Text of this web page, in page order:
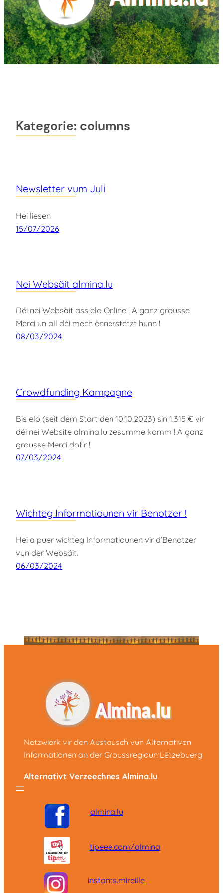
Kategorie: columns
Newsletter vum Juli
Hei liesen
15/07/2026
Nei Websäit almina.lu
Déi nei Websäit ass elo Online ! A ganz grousse
Merci un all déi mech ënnerstëtzt hunn !
08/03/2024
Crowdfunding Kampagne
Bis elo (seit dem Start den 10.10.2023) sin 1.315 € vir
déi nei Website almina.lu zesumme komm ! A ganz
grousse Merci dofir !
07/03/2024
Wichteg Informatiounen vir Benotzer !
Hei a puer wichteg Informatiounen vir d’Benotzer
vun der Websäit.
06/03/2024
Netzwierk vir den Austausch vun Alternativen
Informationen an der Groussregioun Lëtzebuerg
Alternativt Verzeechnes Almina.lu
almina.lu
tipeee.com/almina
instants.mireille